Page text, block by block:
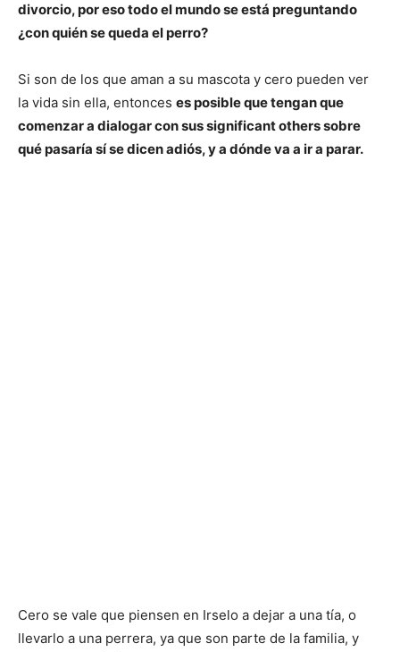
divorcio, por eso todo el mundo se está preguntando
¿con quién se queda el perro?
Si son de los que aman a su mascota y cero pueden ver
la vida sin ella, entonces es posible que tengan que
comenzar a dialogar con sus significant others sobre
qué pasaría sí se dicen adiós, y a dónde va a ir a parar.
Cero se vale que piensen en Irselo a dejar a una tía, o
llevarlo a una perrera, ya que son parte de la familia, y